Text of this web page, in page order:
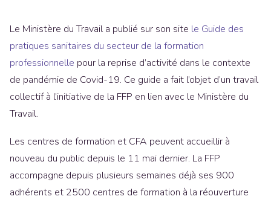
Le Ministère du Travail a publié sur son site le Guide des
pratiques sanitaires du secteur de la formation
professionnelle pour la reprise d’activité dans le contexte
de pandémie de Covid-19. Ce guide a fait l’objet d’un travail
collectif à l’initiative de la FFP en lien avec le Ministère du
Travail.
Les centres de formation et CFA peuvent accueillir à
nouveau du public depuis le 11 mai dernier. La FFP
accompagne depuis plusieurs semaines déjà ses 900
adhérents et 2500 centres de formation à la réouverture